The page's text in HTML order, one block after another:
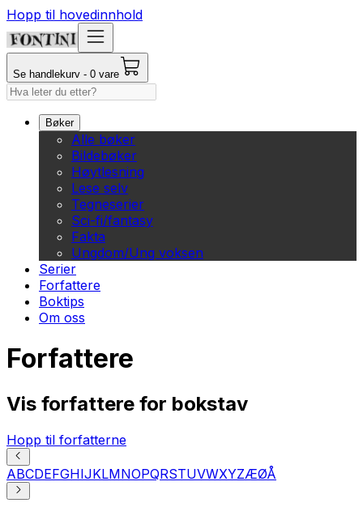
Hopp til hovedinnhold
Se handlekurv - 0 vare
Bøker
Alle bøker
Bildebøker
Høytlesning
Lese selv
Tegneserier
Sci-fi/fantasy
Fakta
Ungdom/Ung voksen
Serier
Forfattere
Boktips
Om oss
Forfattere
Vis forfattere for bokstav
Hopp til forfatterne
ABCDEFGHIJKLMNOPQRSTUVWXYZÆØÅ